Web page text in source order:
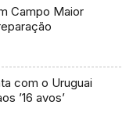
Campo Maior
com o Uruguai
’16 avos’